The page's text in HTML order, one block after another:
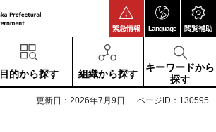
緊急情報 Language 閲覧補助
目的から探す 組織から探す
キーワードから
探す
更新日：2026年7月9日 ページID：130595